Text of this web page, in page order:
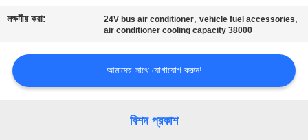
জন্য
আবেদন
লক্ষণীয় করা: 24V bus air conditioner,vehicle fuel accessories,
air conditioner cooling capacity 38000
আমাদের সাথে যোগাযোগ করুন!
বিশদ প্রকাশ